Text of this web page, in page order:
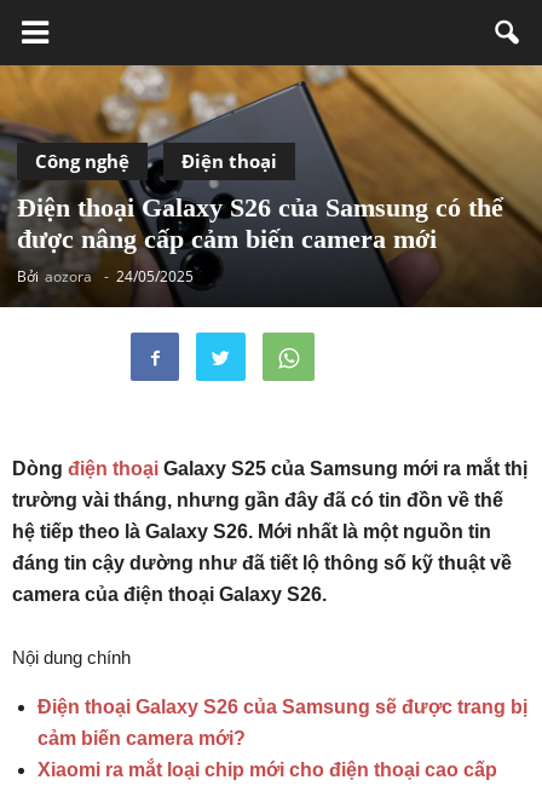
Công nghệ Điện thoại
Điện thoại Galaxy S26 của Samsung có thể
được nâng cấp cảm biến camera mới
Bởi aozora - 24/05/2025
Dòng điện thoại Galaxy S25 của Samsung mới ra mắt thị
trường vài tháng, nhưng gần đây đã có tin đồn về thế
hệ tiếp theo là Galaxy S26. Mới nhất là một nguồn tin
đáng tin cậy dường như đã tiết lộ thông số kỹ thuật về
camera của điện thoại Galaxy S26.
Nội dung chính
Điện thoại Galaxy S26 của Samsung sẽ được trang bị
cảm biến camera mới?
Xiaomi ra mắt loại chip mới cho điện thoại cao cấp